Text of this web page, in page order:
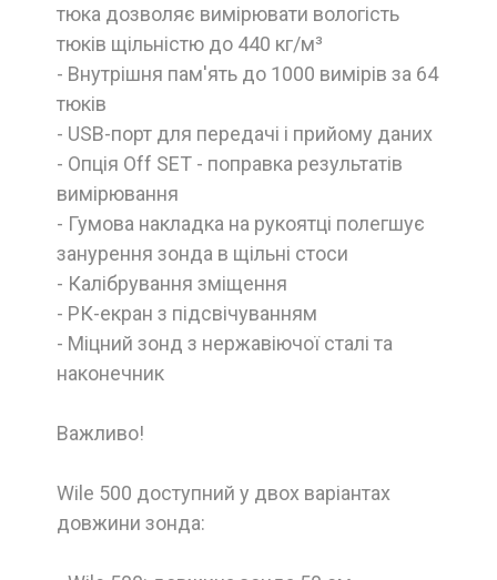
тюка дозволяє вимірювати вологість
тюків щільністю до 440 кг/м³
- Внутрішня пам'ять до 1000 вимірів за 64
тюків
- USB-порт для передачі і прийому даних
- Опція Off SET - поправка результатів
вимірювання
- Гумова накладка на рукоятці полегшує
занурення зонда в щільні стоси
- Калібрування зміщення
- РК-екран з підсвічуванням
- Міцний зонд з нержавіючої сталі та
наконечник
Важливо!
Wile 500 доступний у двох варіантах
довжини зонда: